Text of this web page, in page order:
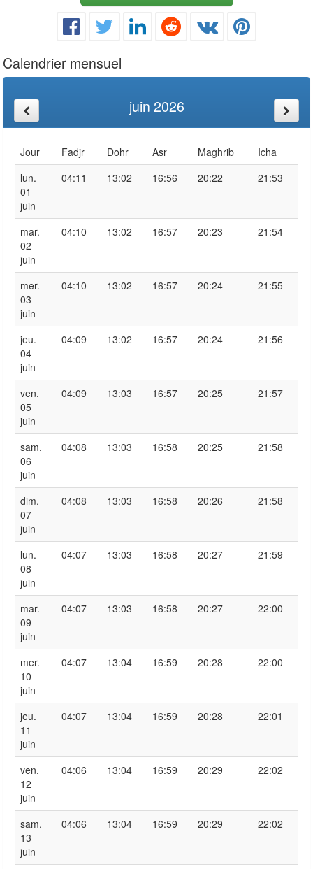
Calendrier mensuel
juin 2026
Jour Fadjr Dohr Asr Maghrib
Icha
lun.
01
juin
04:11 13:02 16:56 20:22 21:53
mar.
02
juin
04:10 13:02 16:57 20:23 21:54
mer.
03
juin
04:10 13:02 16:57 20:24 21:55
jeu.
04
juin
04:09 13:02 16:57 20:24 21:56
ven.
05
juin
04:09 13:03 16:57 20:25 21:57
sam.
06
juin
04:08 13:03 16:58 20:25 21:58
dim.
07
juin
04:08 13:03 16:58 20:26 21:58
lun.
08
juin
04:07 13:03 16:58 20:27 21:59
mar.
09
juin
04:07 13:03 16:58 20:27 22:00
mer.
10
juin
04:07 13:04 16:59 20:28 22:00
jeu.
11
juin
04:07 13:04 16:59 20:28 22:01
ven.
12
juin
04:06 13:04 16:59 20:29 22:02
sam.
13
juin
04:06 13:04 16:59 20:29 22:02